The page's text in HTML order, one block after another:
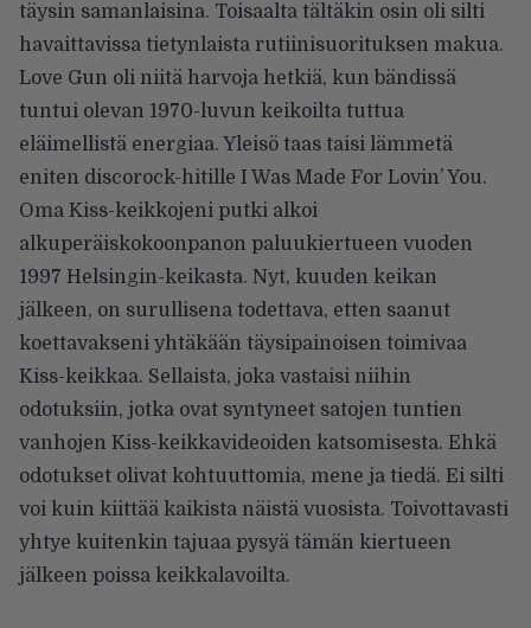
täysin samanlaisina. Toisaalta tältäkin osin oli silti
havaittavissa tietynlaista rutiinisuorituksen makua.
Love Gun oli niitä harvoja hetkiä, kun bändissä
tuntui olevan 1970-luvun keikoilta tuttua
eläimellistä energiaa. Yleisö taas taisi lämmetä
eniten discorock-hitille I Was Made For Lovin’ You.
Oma Kiss-keikkojeni putki alkoi
alkuperäiskokoonpanon paluukiertueen vuoden
1997 Helsingin-keikasta. Nyt, kuuden keikan
jälkeen, on surullisena todettava, etten saanut
koettavakseni yhtäkään täysipainoisen toimivaa
Kiss-keikkaa. Sellaista, joka vastaisi niihin
odotuksiin, jotka ovat syntyneet satojen tuntien
vanhojen Kiss-keikkavideoiden katsomisesta. Ehkä
odotukset olivat kohtuuttomia, mene ja tiedä. Ei silti
voi kuin kiittää kaikista näistä vuosista. Toivottavasti
yhtye kuitenkin tajuaa pysyä tämän kiertueen
jälkeen poissa keikkalavoilta.